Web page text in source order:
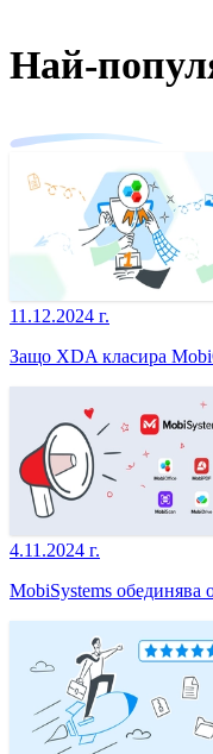
Най-
11.12.2024 г.
Защо XDA класира
4.11.2024 г.
MobiSystems обединява